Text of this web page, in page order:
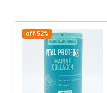
52% off